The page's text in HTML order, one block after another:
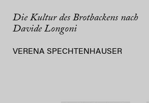
Die Kultur des Brotbackens nach
Davide Longoni
VERENA SPECHTENHAUSER